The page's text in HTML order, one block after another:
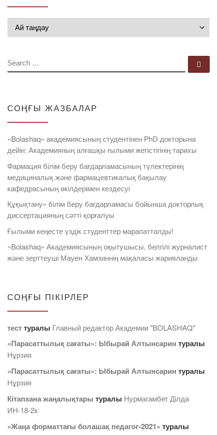
SEARCH
СОҢҒЫ ЖАЗБАЛАР
«Bolashaq» академиясының студентінен PhD докторына
дейін: Академияның алғашқы ғылыми жетістігінің тарихы
Фармация білім беру бағдарламасының түлектерінің
медициналық және фармацевтикалық бақылау
кафедрасының өкілдерімен кездесуі
Құқықтану» білім беру бағдарламасы бойынша докторлық
диссертацияның сәтті қорғалуы
Ғылыми кеңесте үздік студенттер марапатталды!
«Bolashaq» Академиясының оқытушысы, белгілі журналист
және зерттеуші Мауен Хамзиннің мақаласы жарияланды
СОҢҒЫ ПІКІРЛЕР
тесттуралы Главный редактор Академии "BOLASHAQ"
«Парасаттылық сағаты»: Ыбырай Алтынсарин туралы
Нұрзия
«Парасаттылық сағаты»: Ыбырай Алтынсарин туралы
Нұрзия
Кітапхана жаңалықтары туралы Нурмагамбет Дiлда
ИН-18-2к
«Жаңа форматтағы болашақ педагог-2021» туралы